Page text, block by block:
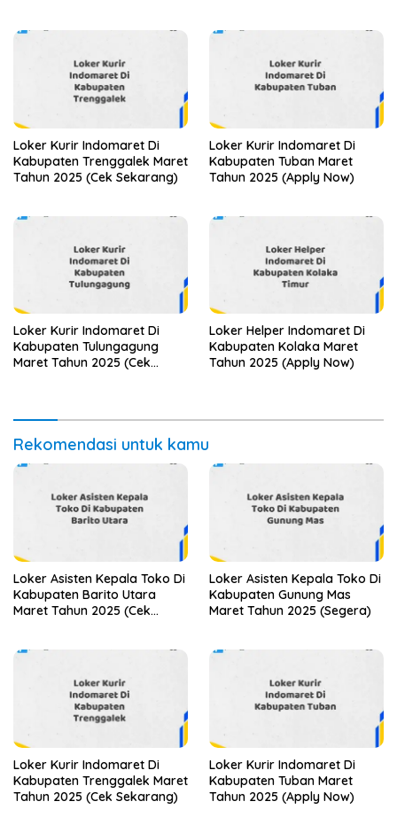
Loker Kurir Indomaret Di
Kabupaten Trenggalek Maret
Tahun 2025 (Cek Sekarang)
Loker Kurir Indomaret Di
Kabupaten Tuban Maret
Tahun 2025 (Apply Now)
Loker Kurir Indomaret Di
Kabupaten Tulungagung
Maret Tahun 2025 (Cek
Loker Helper Indomaret Di
Kabupaten Kolaka Maret
Tahun 2025 (Apply Now)
Rekomendasi untuk kamu
Loker Asisten Kepala Toko Di
Kabupaten Barito Utara
Maret Tahun 2025 (Cek
Loker Asisten Kepala Toko Di
Kabupaten Gunung Mas
Maret Tahun 2025 (Segera)
Loker Kurir Indomaret Di
Kabupaten Trenggalek Maret
Tahun 2025 (Cek Sekarang)
Loker Kurir Indomaret Di
Kabupaten Tuban Maret
Tahun 2025 (Apply Now)